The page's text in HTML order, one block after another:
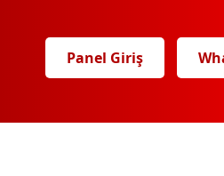
Panel Giriş